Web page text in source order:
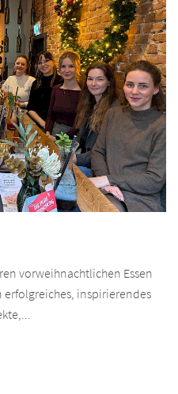
vorweihnachtlichen Essen
inspirierendes